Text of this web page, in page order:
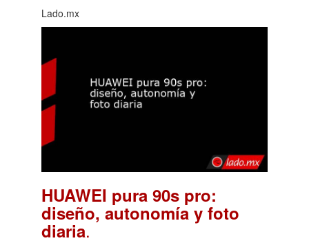
Lado.mx
HUAWEI pura 90s pro:
diseño, autonomía y foto
diaria.